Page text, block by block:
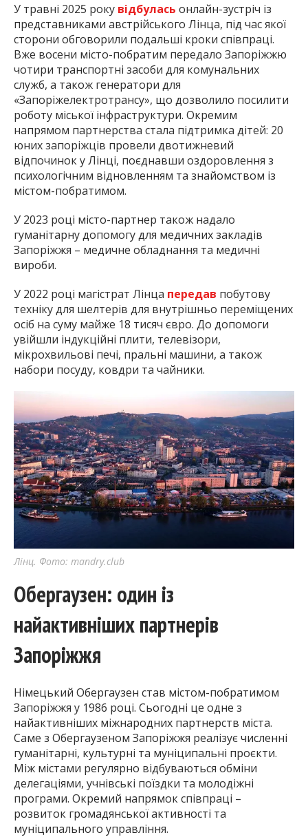
У травні 2025 року відбулась онлайн-зустріч із
представниками австрійського Лінца, під час якої
сторони обговорили подальші кроки співпраці.
Вже восени місто-побратим передало Запоріжжю
чотири транспортні засоби для комунальних
служб, а також генератори для
«Запоріжелектротрансу», що дозволило посилити
роботу міської інфраструктури. Окремим
напрямом партнерства стала підтримка дітей: 20
юних запоріжців провели двотижневий
відпочинок у Лінці, поєднавши оздоровлення з
психологічним відновленням та знайомством із
містом-побратимом.
У 2023 році місто-партнер також надало
гуманітарну допомогу для медичних закладів
Запоріжжя – медичне обладнання та медичні
вироби.
У 2022 році магістрат Лінца передав побутову
техніку для шелтерів для внутрішньо переміщених
осіб на суму майже 18 тисяч євро. До допомоги
увійшли індукційні плити, телевізори,
мікрохвильові печі, пральні машини, а також
набори посуду, ковдри та чайники.
Лінц. Фото: mandry.club
Обергаузен: один із
найактивніших партнерів
Запоріжжя
Німецький Обергаузен став містом-побратимом
Запоріжжя у 1986 році. Сьогодні це одне з
найактивніших міжнародних партнерств міста.
Саме з Обергаузеном Запоріжжя реалізує численні
гуманітарні, культурні та муніципальні проєкти.
Між містами регулярно відбуваються обміни
делегаціями, учнівські поїздки та молодіжні
програми. Окремий напрямок співпраці –
розвиток громадянської активності та
муніципального управління.